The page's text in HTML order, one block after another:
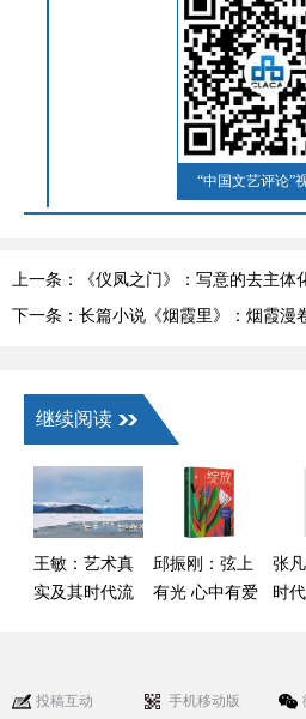
“中国文艺评论”
上一条：《仪凤之门》：写意的去主体
下一条：长篇小说《烟霞里》：烟霞漫
继续阅读
王敏：艺术真
实及其时代流
邱振刚：弦上
有光 心中有爱
张
时
投稿互动 手机移动版